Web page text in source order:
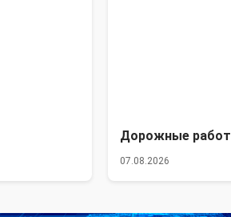
Дорожные
07.08.2026